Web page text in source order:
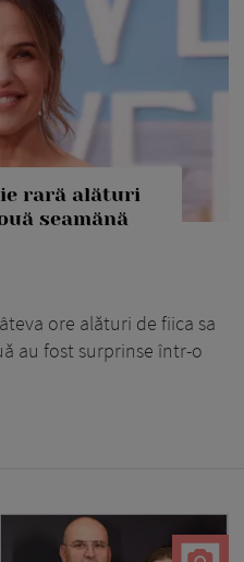
rară alături
seamănă
ore alături de fiica sa
au fost surprinse într-o